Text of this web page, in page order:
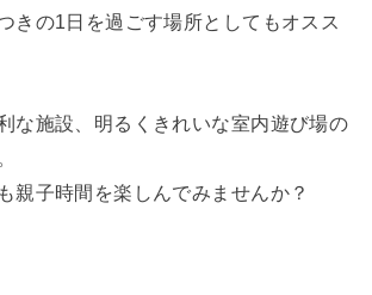
きの1日を過ごす場所としてもオスス
な施設、明るくきれいな室内遊び場の
親子時間を楽しんでみませんか？